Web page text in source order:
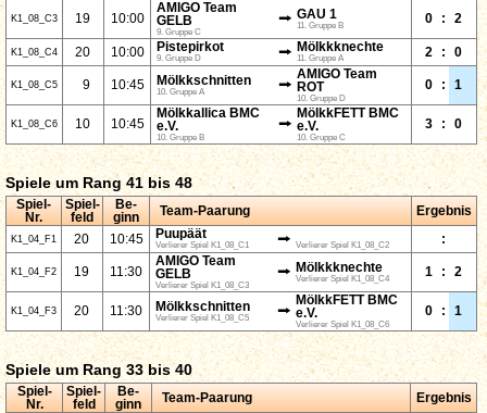
K1_08_C3 19 10:00
AMIGO Team
GELB
9. Gruppe C
⭢ GAU 1
11. Gruppe B
0 : 2
K1_08_C4 20 10:00 Pistepirkot
9. Gruppe D ⭢ Mölkkknechte
11. Gruppe A 2 : 0
K1_08_C5 9 10:45 Mölkkschnitten
10. Gruppe A ⭢
AMIGO Team
ROT
10. Gruppe D
0 : 1
K1_08_C6 10 10:45
Mölkkallica BMC
e.V.
10. Gruppe B
⭢
MölkkFETT BMC
e.V.
10. Gruppe C
3 : 0
Spiele um Rang 41 bis 48
Spiel-
Nr.
Spiel-
feld
Be-
ginn
Team-Paarung Ergebnis
K1_04_F1 20 10:45 Puupäät
Verlierer Spiel K1_08_C1 ⭢ Verlierer Spiel K1_08_C2 :
K1_04_F2 19 11:30
AMIGO Team
GELB
Verlierer Spiel K1_08_C3
⭢ Mölkkknechte
Verlierer Spiel K1_08_C4
1 : 2
K1_04_F3 20 11:30 Mölkkschnitten
Verlierer Spiel K1_08_C5 ⭢
MölkkFETT BMC
e.V.
Verlierer Spiel K1_08_C6
0 : 1
Spiele um Rang 33 bis 40
Spiel-
Nr.
Spiel-
feld
Be-
ginn
Team-Paarung Ergebnis